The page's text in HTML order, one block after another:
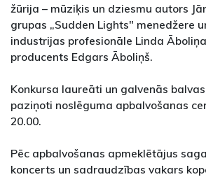
žūrija – mūziķis un dziesmu autors
grupas „Sudden Lights" menedžere
industrijas profesionāle Linda
producents Edgars Āboliņš.
Konkursa laureāti un galvenās
paziņoti noslēguma apbalvošanas
20.00.
Pēc apbalvošanas apmeklētājus
koncerts un sadraudzības vakars